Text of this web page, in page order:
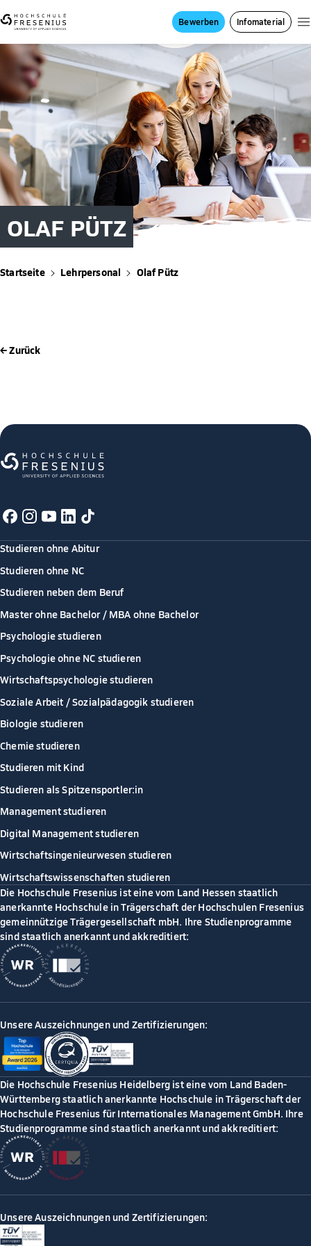
Bewerben Infomaterial
OLAF PÜTZ
Startseite Lehrpersonal Olaf Pütz
← Zurück
Studieren ohne Abitur
Studieren ohne NC
Studieren neben dem Beruf
Master ohne Bachelor / MBA ohne Bachelor
Psychologie studieren
Psychologie ohne NC studieren
Wirtschaftspsychologie studieren
Soziale Arbeit / Sozialpädagogik studieren
Biologie studieren
Chemie studieren
Studieren mit Kind
Studieren als Spitzensportler:in
Management studieren
Digital Management studieren
Wirtschaftsingenieurwesen studieren
Wirtschaftswissenschaften studieren
Die Hochschule Fresenius ist eine vom Land Hessen staatlich
anerkannte Hochschule in Trägerschaft der Hochschulen Fresenius
gemeinnützige Trägergesellschaft mbH. Ihre Studienprogramme
sind staatlich anerkannt und akkreditiert:
Unsere Auszeichnungen und Zertifizierungen:
Die Hochschule Fresenius Heidelberg ist eine vom Land Baden-
Württemberg staatlich anerkannte Hochschule in Trägerschaft der
Hochschule Fresenius für Internationales Management GmbH. Ihre
Studienprogramme sind staatlich anerkannt und akkreditiert:
Unsere Auszeichnungen und Zertifizierungen: